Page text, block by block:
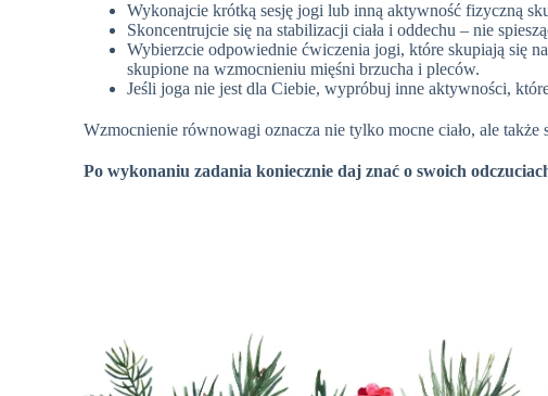
Wykonajcie krótką sesję jogi lub inną aktywność fizyczną
Skoncentrujcie się na stabilizacji ciała i oddechu – nie
Wybierzcie odpowiednie ćwiczenia jogi, które skupiają się
skupione na wzmocnieniu mięśni brzucha i pleców.
Jeśli joga nie jest dla Ciebie, wypróbuj inne aktywności,
Wzmocnienie równowagi oznacza nie tylko mocne ciało, ale także
Po wykonaniu zadania koniecznie daj znać o swoich